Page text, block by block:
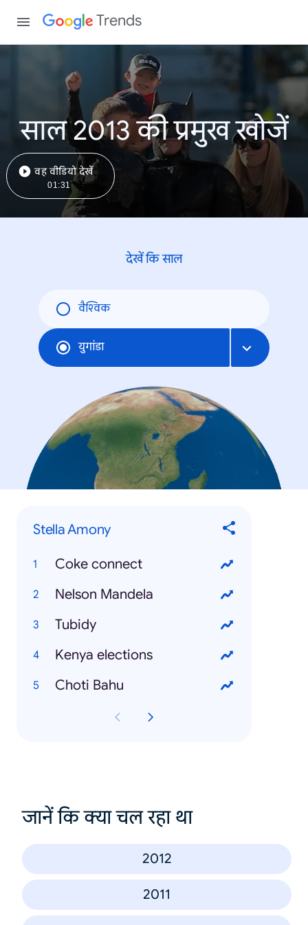
Trends
साल 2013 की प्रमुख खोजें
वह वीडियो देखें
01:31
देखें कि साल
वैश्विक
युगांडा
Stella Amony
Coke connect
Nelson Mandela
Tubidy
Kenya elections
Choti Bahu
जानें कि क्या चल रहा था
2012
2011